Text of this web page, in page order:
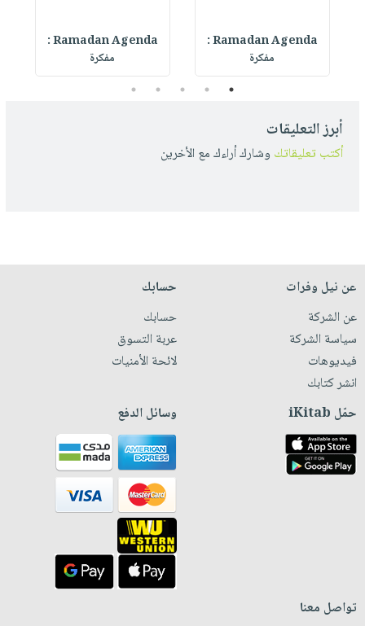
Ramadan Agenda :
مفكرة
Ramadan Agenda :
مفكرة
1
2
3
4
5
أبرز التعليقات
أكتب تعليقاتك وشارك أراءك مع الأخرين
عن نيل وفرات
عن الشركة
سياسة الشركة
فيديوهات
انشر كتابك
حسابك
حسابك
عربة التسوق
لائحة الأمنيات
حمّل iKitab وسائل الدفع
تواصل معنا